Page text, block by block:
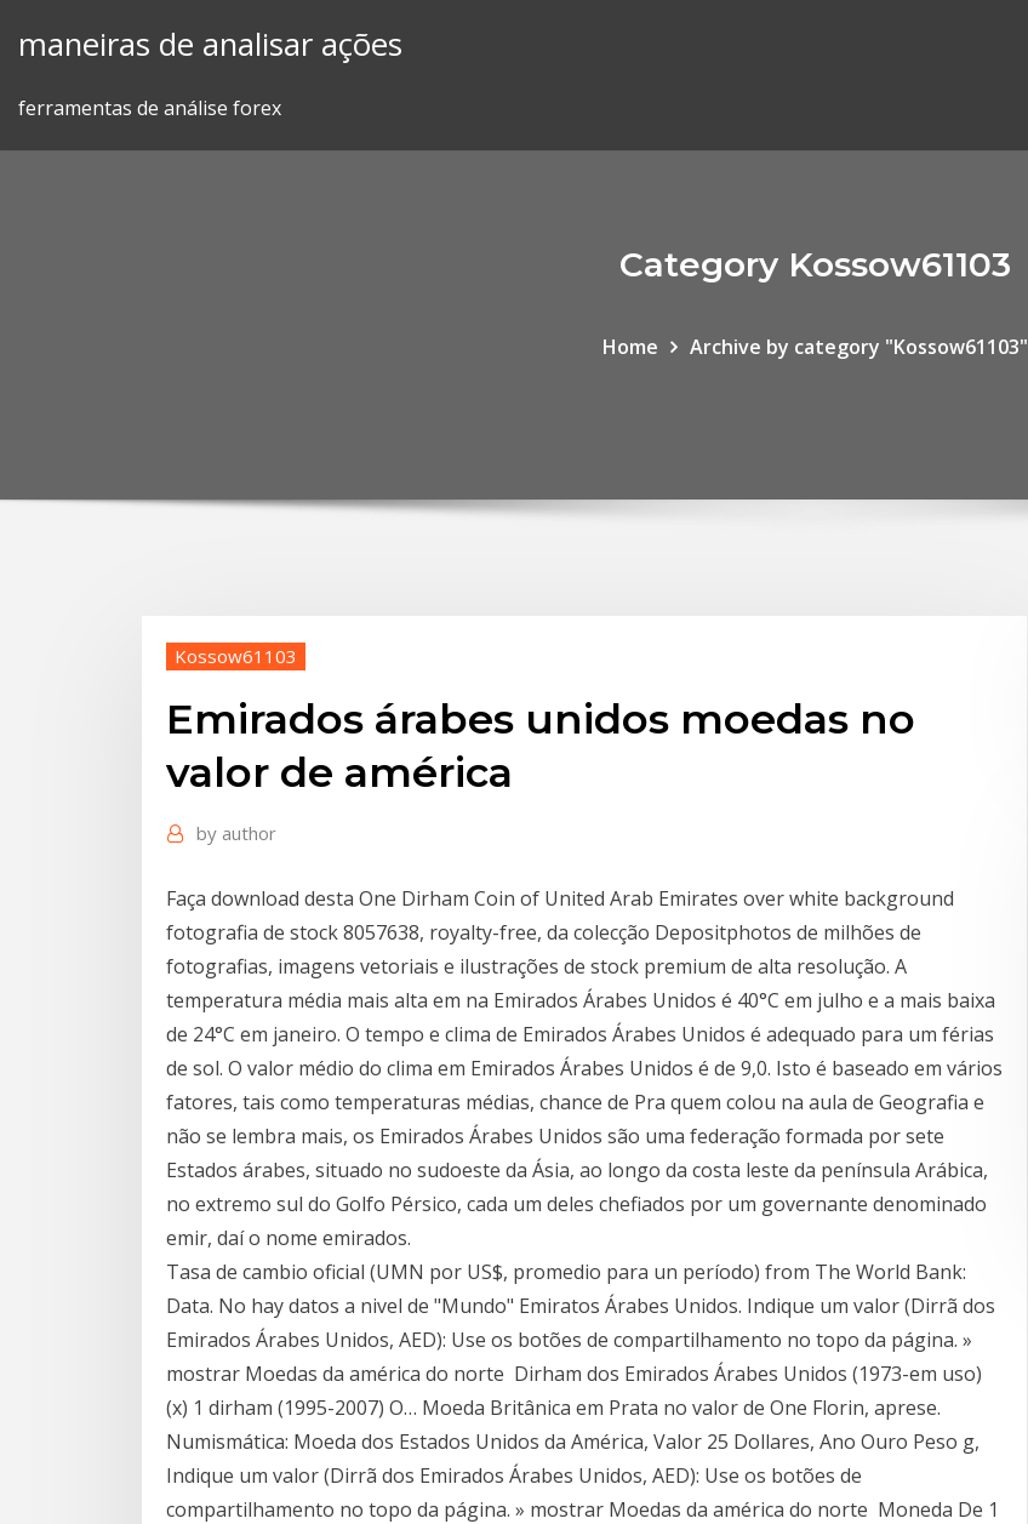
maneiras de analisar ações
ferramentas de análise forex
Category Kossow61103
Home Archive by category "Kossow61103"
Kossow61103
Emirados árabes unidos moedas no
valor de américa
by author
Faça download desta One Dirham Coin of United Arab Emirates over white background
fotografia de stock 8057638, royalty-free, da colecção Depositphotos de milhões de
fotografias, imagens vetoriais e ilustrações de stock premium de alta resolução. A
temperatura média mais alta em na Emirados Árabes Unidos é 40°C em julho e a mais baixa
de 24°C em janeiro. O tempo e clima de Emirados Árabes Unidos é adequado para um férias
de sol. O valor médio do clima em Emirados Árabes Unidos é de 9,0. Isto é baseado em vários
fatores, tais como temperaturas médias, chance de Pra quem colou na aula de Geografia e
não se lembra mais, os Emirados Árabes Unidos são uma federação formada por sete
Estados árabes, situado no sudoeste da Ásia, ao longo da costa leste da península Arábica,
no extremo sul do Golfo Pérsico, cada um deles chefiados por um governante denominado
emir, daí o nome emirados.
Tasa de cambio oficial (UMN por US$, promedio para un período) from The World Bank:
Data. No hay datos a nivel de "Mundo" Emiratos Árabes Unidos. Indique um valor (Dirrã dos
Emirados Árabes Unidos, AED): Use os botões de compartilhamento no topo da página. »
mostrar Moedas da américa do norte Dirham dos Emirados Árabes Unidos (1973-em uso)
(x) 1 dirham (1995-2007) O… Moeda Britânica em Prata no valor de One Florin, aprese.
Numismática: Moeda dos Estados Unidos da América, Valor 25 Dollares, Ano Ouro Peso g,
Indique um valor (Dirrã dos Emirados Árabes Unidos, AED): Use os botões de
compartilhamento no topo da página. » mostrar Moedas da américa do norte Moneda De 1